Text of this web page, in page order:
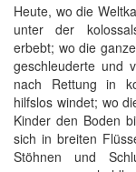
Heute, wo die
unter der
erbebt; wo die
geschleuderte und
nach Rettung in
hilfslos windet; wo
Kinder den Boden
sich in breiten
Stöhnen und